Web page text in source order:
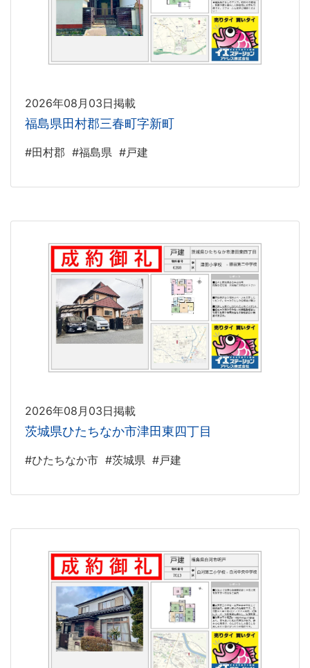
2026年08月03日掲載
福島県田村郡三春町字新町
#田村郡 #福島県 #戸建
2026年08月03日掲載
茨城県ひたちなか市津田東四丁目
#ひたちなか市 #茨城県 #戸建